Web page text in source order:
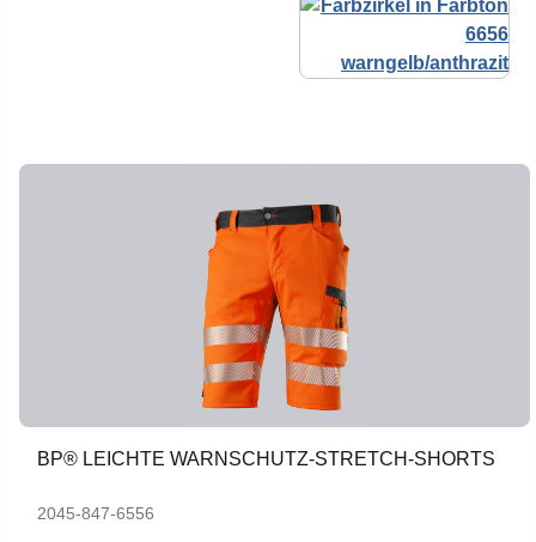
BP® LEICHTE WARNSCHUTZ-STRETCH-SHORTS
2045-847-6556